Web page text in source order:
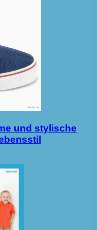
und stylische